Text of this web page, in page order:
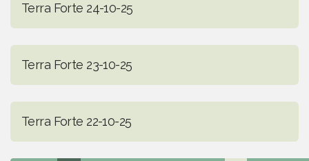
Terra Forte 24-10-25
Terra Forte 23-10-25
Terra Forte 22-10-25